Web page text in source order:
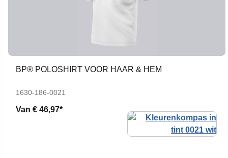
BP® POLOSHIRT VOOR HAAR & HEM
1630-186-0021
Van € 46,97*